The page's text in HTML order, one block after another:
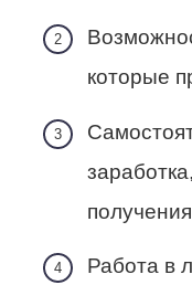
которые
Работа в